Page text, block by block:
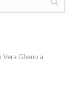
Vera Gheno a